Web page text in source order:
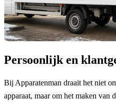
Persoonlijk en
Bij Apparatenman draait het niet
apparaat, maar om het maken van